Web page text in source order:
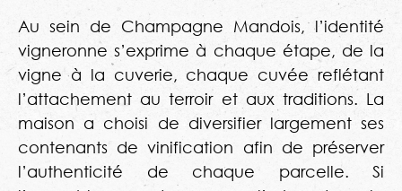
Au sein de Champagne Mandois, l’identité
vigneronne s’exprime à chaque étape, de la
vigne à la cuverie, chaque cuvée reflétant
l’attachement au terroir et aux traditions. La
maison a choisi de diversifier largement ses
contenants de vinification afin de préserver
l’authenticité de chaque parcelle. Si